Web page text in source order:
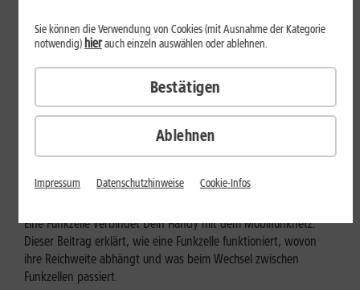
Wie funktioniert eine Funkzelle im
Mobilfunk?
Eine Funkzelle verbindet Dein Handy mit dem Mobilfunknetz.
Dieser Beitrag erklärt, wie eine Funkzelle funktioniert, wovon
ihre Reichweite abhängt und was beim Wechsel zwischen
Funkzellen passiert.
Ablehnen
Sie können die Verwendung von Cookies (mit Ausnahme der Kategorie
notwendig) hierauch einzeln auswählen oder ablehnen.
Bestätigen
Impressum Datenschutzhinweise Cookie-Infos